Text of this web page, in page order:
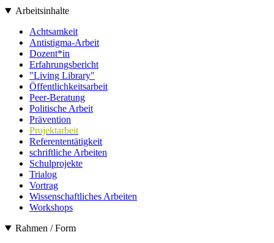
Arbeitsinhalte
Achtsamkeit
Antistigma-Arbeit
Dozent*in
Erfahrungsbericht
"Living Library"
Öffentlichkeitsarbeit
Peer-Beratung
Politische Arbeit
Prävention
Projektarbeit
Referententätigkeit
schriftliche Arbeiten
Schulprojekte
Trialog
Vortrag
Wissenschaftliches Arbeiten
Workshops
Rahmen / Form